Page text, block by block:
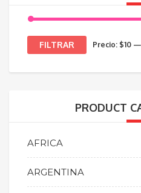
Precio
Precio
FILTRAR Precio: $10 —
PRODUCT
AFRICA
ARGENTINA